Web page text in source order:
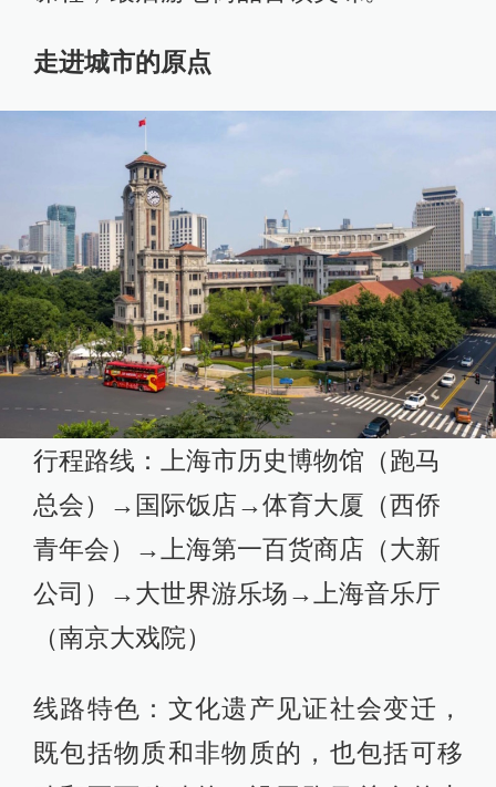
走进城市的原点
行程路线：上海市历史博物馆（跑马
总会）→国际饭店→体育大厦（西侨
青年会）→上海第一百货商店（大新
公司）→大世界游乐场→上海音乐厅
（南京大戏院）
线路特色：文化遗产见证社会变迁，
既包括物质和非物质的，也包括可移